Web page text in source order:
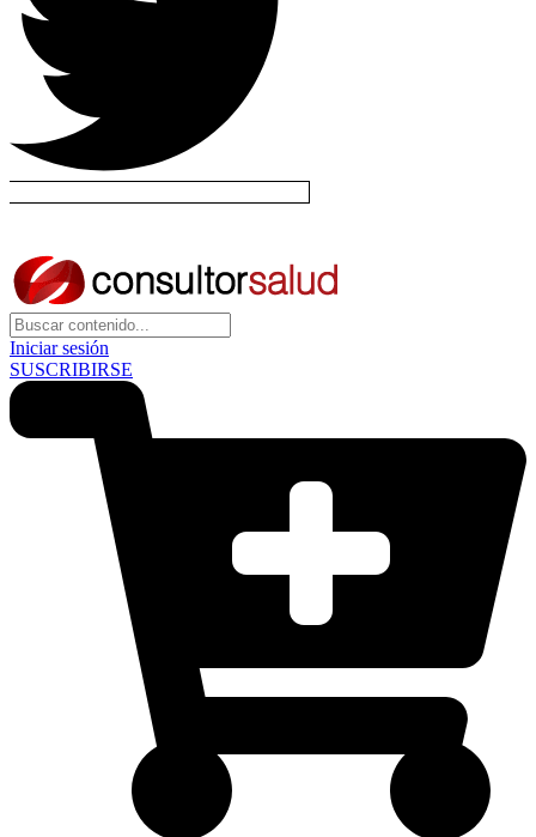
Iniciar sesión
SUSCRIBIRSE